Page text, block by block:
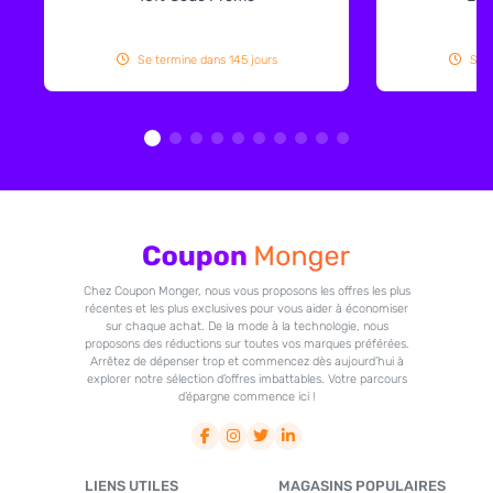
Se termine dans 145 jours Se
Chez Coupon Monger, nous vous proposons les offres les plus
récentes et les plus exclusives pour vous aider à économiser
sur chaque achat. De la mode à la technologie, nous
proposons des réductions sur toutes vos marques préférées.
Arrêtez de dépenser trop et commencez dès aujourd’hui à
explorer notre sélection d’offres imbattables. Votre parcours
d’épargne commence ici !
LIENS UTILES MAGASINS POPULAIRES